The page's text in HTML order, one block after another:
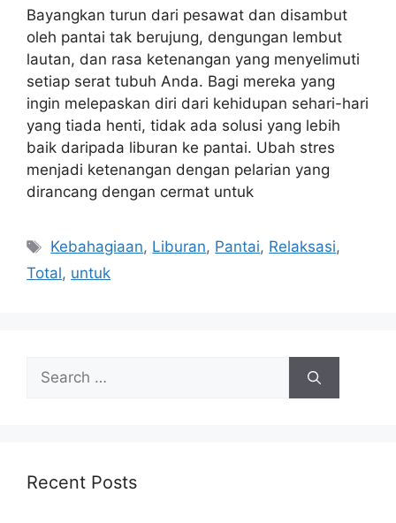
Bayangkan turun dari pesawat dan disambut
oleh pantai tak berujung, dengungan lembut
lautan, dan rasa ketenangan yang menyelimuti
setiap serat tubuh Anda. Bagi mereka yang
ingin melepaskan diri dari kehidupan sehari-hari
yang tiada henti, tidak ada solusi yang lebih
baik daripada liburan ke pantai. Ubah stres
menjadi ketenangan dengan pelarian yang
dirancang dengan cermat untuk
Tags
Kebahagiaan, Liburan, Pantai, Relaksasi,
Total, untuk
Search
for:
Recent Posts